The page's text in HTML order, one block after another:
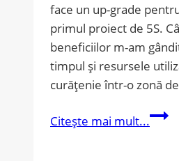
face un up-grade
primul proiect de 5S.
beneficiilor m-am
timpul și resursele
curățenie într-o zonă
Citește mai mult...Up-